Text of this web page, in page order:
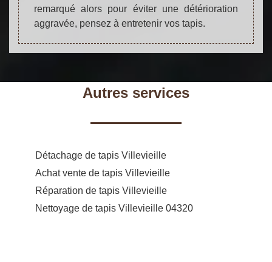
remarqué alors pour éviter une détérioration
aggravée, pensez à entretenir vos tapis.
Autres services
Détachage de tapis Villevieille
Achat vente de tapis Villevieille
Réparation de tapis Villevieille
Nettoyage de tapis Villevieille 04320